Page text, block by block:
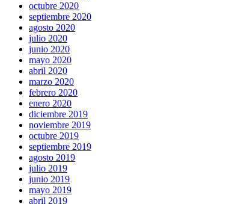
octubre 2020
septiembre 2020
agosto 2020
julio 2020
junio 2020
mayo 2020
abril 2020
marzo 2020
febrero 2020
enero 2020
diciembre 2019
noviembre 2019
octubre 2019
septiembre 2019
agosto 2019
julio 2019
junio 2019
mayo 2019
abril 2019